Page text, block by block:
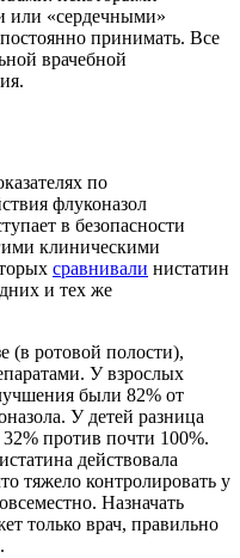
или «сердечными»
принимать. Все
врачебной
по
флуконазол
в безопасности
клиническими
сравнивали нистатин
и тех же
(в ротовой полости),
У взрослых
были 82% от
У детей разница
против почти 100%.
действовала
тяжело контролировать у
Назначать
только врач, правильно